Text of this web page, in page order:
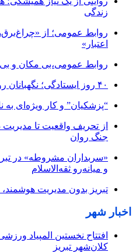
زندگی
روابط عمومی؛ از
اعتبار»
روابط عمومی،بی مکان و
۴۰ روز ایستادگی؛ نگهبانان روشنایی خط مقدم را رها نکردند
“پزشکیان” و کار ویژه‌ای به
از تحریف واقعیت تا
جنگ روان
«سربداران مشروطه» در
و میانه‌رو ثقه‌الاسلام
تبریز بدون مدیریت
اخبار شهر
افتتاح نخستین المپیاد
کلان‌شهر تبریز